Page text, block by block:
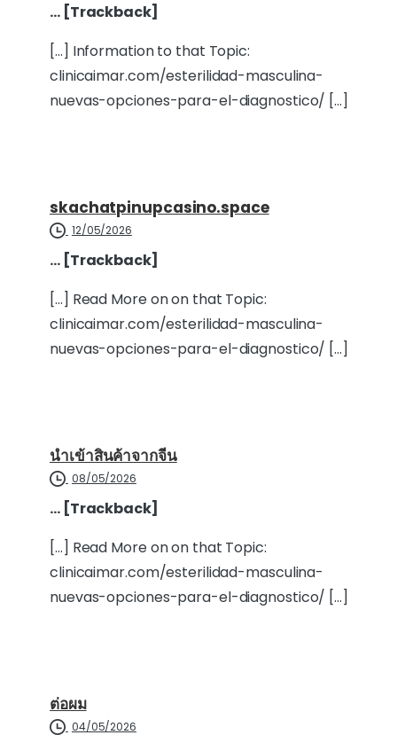
… [Trackback]
[…] Information to that Topic:
clinicaimar.com/esterilidad-masculina-
nuevas-opciones-para-el-diagnostico/ […]
skachatpinupcasino.space
12/05/2026
… [Trackback]
[…] Read More on on that Topic:
clinicaimar.com/esterilidad-masculina-
nuevas-opciones-para-el-diagnostico/ […]
นำเข้าสินค้าจากจีน
08/05/2026
… [Trackback]
[…] Read More on on that Topic:
clinicaimar.com/esterilidad-masculina-
nuevas-opciones-para-el-diagnostico/ […]
ต่อผม
04/05/2026